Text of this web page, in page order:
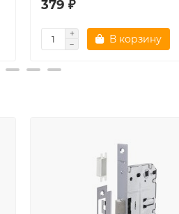
379 ₽
В корзину